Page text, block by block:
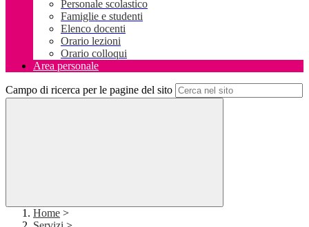
Personale scolastico
Famiglie e studenti
Elenco docenti
Orario lezioni
Orario colloqui
Area personale
Campo di ricerca per le pagine del sito
Home >